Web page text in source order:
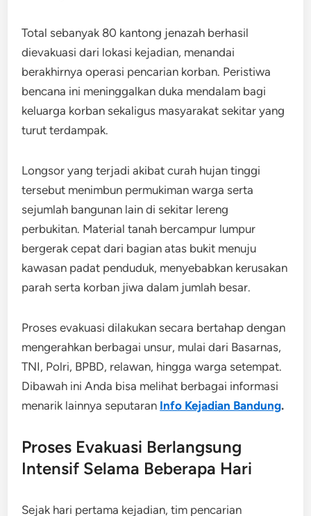
Total sebanyak 80 kantong jenazah berhasil
dievakuasi dari lokasi kejadian, menandai
berakhirnya operasi pencarian korban. Peristiwa
bencana ini meninggalkan duka mendalam bagi
keluarga korban sekaligus masyarakat sekitar yang
turut terdampak.
Longsor yang terjadi akibat curah hujan tinggi
tersebut menimbun permukiman warga serta
sejumlah bangunan lain di sekitar lereng
perbukitan. Material tanah bercampur lumpur
bergerak cepat dari bagian atas bukit menuju
kawasan padat penduduk, menyebabkan kerusakan
parah serta korban jiwa dalam jumlah besar.
Proses evakuasi dilakukan secara bertahap dengan
mengerahkan berbagai unsur, mulai dari Basarnas,
TNI, Polri, BPBD, relawan, hingga warga setempat.
Dibawah ini Anda bisa melihat berbagai informasi
menarik lainnya seputaran Info Kejadian Bandung.
Proses Evakuasi Berlangsung
Intensif Selama Beberapa Hari
Sejak hari pertama kejadian, tim pencarian